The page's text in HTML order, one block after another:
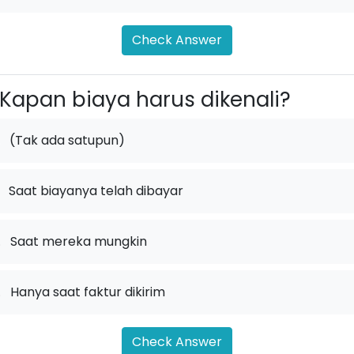
Check Answer
Kapan biaya harus dikenali?
(Tak ada satupun)
Saat biayanya telah dibayar
Saat mereka mungkin
Hanya saat faktur dikirim
Check Answer